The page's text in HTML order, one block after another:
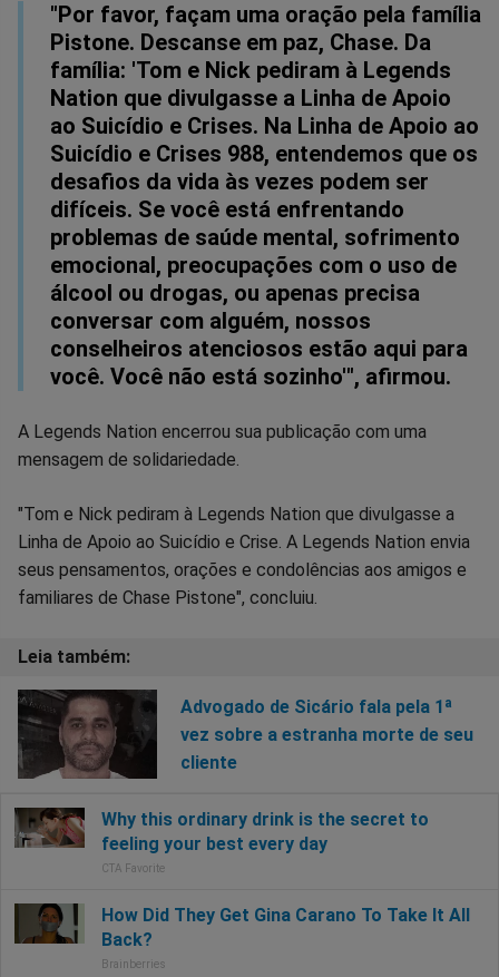
"Por favor, façam uma oração pela família
Pistone. Descanse em paz, Chase. Da
família: 'Tom e Nick pediram à Legends
Nation que divulgasse a Linha de Apoio
ao Suicídio e Crises. Na Linha de Apoio ao
Suicídio e Crises 988, entendemos que os
desafios da vida às vezes podem ser
difíceis. Se você está enfrentando
problemas de saúde mental, sofrimento
emocional, preocupações com o uso de
álcool ou drogas, ou apenas precisa
conversar com alguém, nossos
conselheiros atenciosos estão aqui para
você. Você não está sozinho'", afirmou.
A Legends Nation encerrou sua publicação com uma
mensagem de solidariedade.
"Tom e Nick pediram à Legends Nation que divulgasse a
Linha de Apoio ao Suicídio e Crise. A Legends Nation envia
seus pensamentos, orações e condolências aos amigos e
familiares de Chase Pistone", concluiu.
Advogado de Sicário fala pela 1ª
vez sobre a estranha morte de seu
cliente